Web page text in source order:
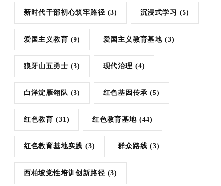
新时代干部初心筑牢路径 (3) 沉浸式学习 (5)
爱国主义教育 (9) 爱国主义教育基地 (3)
狼牙山五勇士 (3) 现代治理 (4)
白洋淀雁翎队 (3) 红色基因传承 (5)
红色教育 (31) 红色教育基地 (44)
红色教育基地实践 (3) 群众路线 (3)
西柏坡党性培训创新路径 (3)